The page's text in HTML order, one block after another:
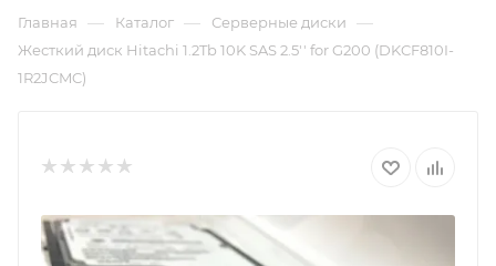
Главная — Каталог — Серверные диски —
Жесткий диск Hitachi 1.2Tb 10K SAS 2.5'' for G200 (DKCF810I-
1R2JCMC)